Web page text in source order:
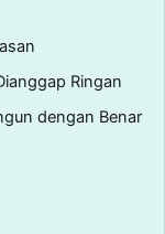
Ringan
dengan Benar